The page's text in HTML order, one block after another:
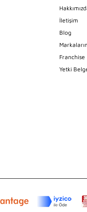
İletişim
Blog
Franchise
Yetki